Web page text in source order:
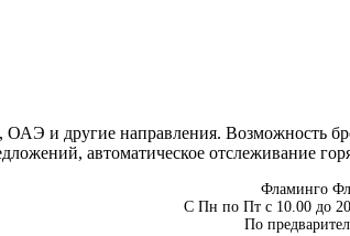
и другие направления. Возможность
автоматическое отслеживание
Фламинго
С Пн по Пт с 10.00 до
По